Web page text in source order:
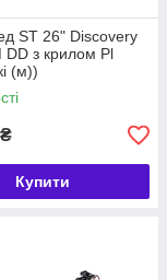
ST 26" Discovery
DD з крилом Pl
(м))
₴
Купити